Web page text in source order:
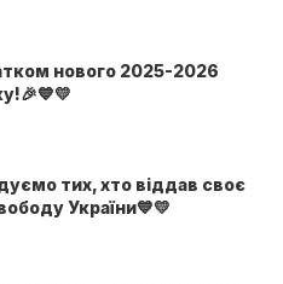
нового 2025-2026
тих, хто віддав своє
України💙💛